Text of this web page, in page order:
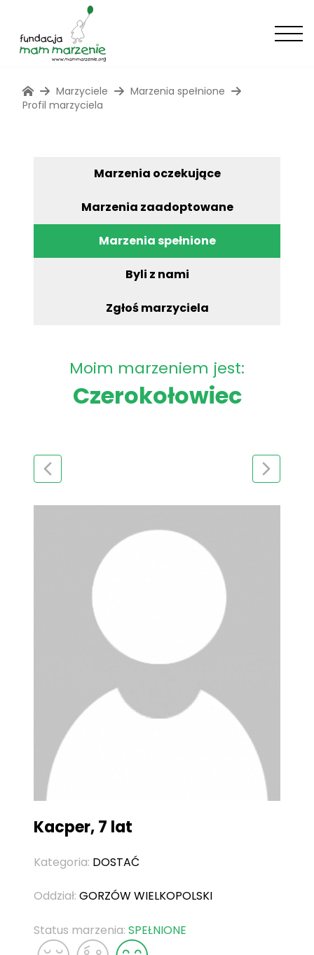
Marzyciele
Marzenia spełnione
Profil marzyciela
Marzenia oczekujące
Marzenia zaadoptowane
Marzenia spełnione
Byli z nami
Zgłoś marzyciela
Moim marzeniem jest:
Czerokołowiec
Kacper, 7 lat
Kategoria: DOSTAĆ
Oddział: GORZÓW WIELKOPOLSKI
Status marzenia: SPEŁNIONE